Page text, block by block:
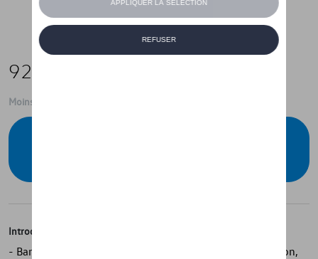
92,00 €
Moins de 5 pcs disponibles.
Introduction
- Bande de protection Volkswagen d'origine pour le hayon,